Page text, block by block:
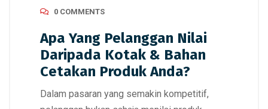
0 COMMENTS
Apa Yang Pelanggan Nilai
Daripada Kotak & Bahan
Cetakan Produk Anda?
Dalam pasaran yang semakin kompetitif,